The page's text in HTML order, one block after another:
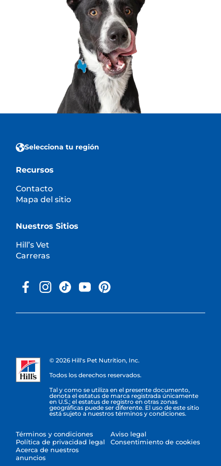
Selecciona tu región
Recursos
Contacto
Mapa del sitio
Nuestros Sitios
Hill’s Vet
Carreras
© 2026 Hill's Pet Nutrition, Inc.
Todos los derechos reservados.
Tal y como se utiliza en el presente documento,
denota el estatus de marca registrada únicamente
en U.S.; el estatus de registro en otras zonas
geográficas puede ser diferente. El uso de este sitio
está sujeto a nuestros términos y condiciones.
Términos y condiciones
Política de privacidad legal
Acerca de nuestros
anuncios
Aviso legal
Consentimiento de cookies